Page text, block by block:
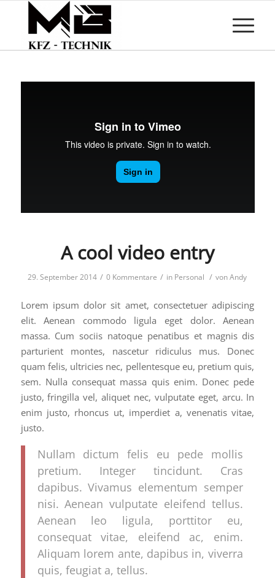
A cool video entry
29. September 2014 / 0 Kommentare / in Personal / vonAndy
Lorem ipsum dolor sit amet, consectetuer adipiscing
elit. Aenean commodo ligula eget dolor. Aenean
massa. Cum sociis natoque penatibus et magnis dis
parturient montes, nascetur ridiculus mus. Donec
quam felis, ultricies nec, pellentesque eu, pretium quis,
sem. Nulla consequat massa quis enim. Donec pede
justo, fringilla vel, aliquet nec, vulputate eget, arcu. In
enim justo, rhoncus ut, imperdiet a, venenatis vitae,
justo.
Nullam dictum felis eu pede mollis
pretium. Integer tincidunt. Cras
dapibus. Vivamus elementum semper
nisi. Aenean vulputate eleifend tellus.
Aenean leo ligula, porttitor eu,
consequat vitae, eleifend ac, enim.
Aliquam lorem ante, dapibus in, viverra
quis, feugiat a, tellus.